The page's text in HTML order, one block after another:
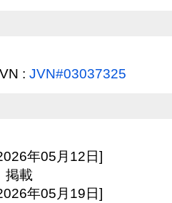
: JVN#03037325
年05月12日]
掲載
年05月19日]